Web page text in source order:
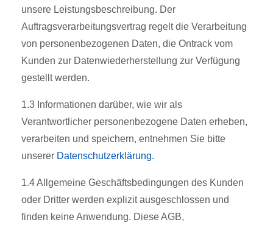
unsere Leistungsbeschreibung. Der
Auftragsverarbeitungsvertrag regelt die Verarbeitung
von personenbezogenen Daten, die Ontrack vom
Kunden zur Datenwiederherstellung zur Verfügung
gestellt werden.
1.3 Informationen darüber, wie wir als
Verantwortlicher personenbezogene Daten erheben,
verarbeiten und speichern, entnehmen Sie bitte
unserer Datenschutzerklärung.
1.4 Allgemeine Geschäftsbedingungen des Kunden
oder Dritter werden explizit ausgeschlossen und
finden keine Anwendung. Diese AGB,